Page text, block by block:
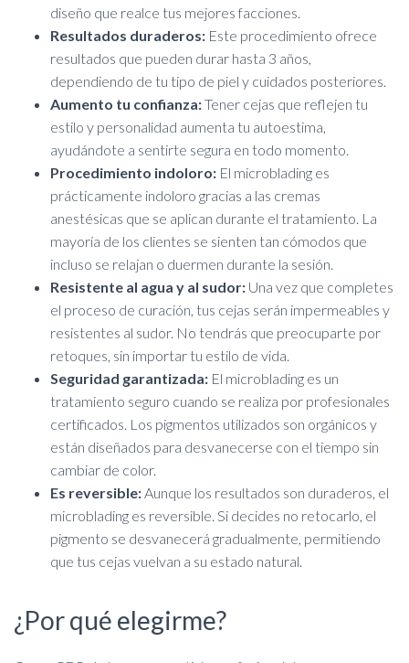
diseño que realce tus mejores facciones.
Resultados duraderos: Este procedimiento ofrece
resultados que pueden durar hasta 3 años,
dependiendo de tu tipo de piel y cuidados posteriores.
Aumento tu confianza:Tener cejas que reflejen tu
estilo y personalidad aumenta tu autoestima,
ayudándote a sentirte segura en todo momento.
Procedimiento indoloro: El microblading es
prácticamente indoloro gracias a las cremas
anestésicas que se aplican durante el tratamiento. La
mayoría de los clientes se sienten tan cómodos que
incluso se relajan o duermen durante la sesión.
Resistente al agua y al sudor: Una vez que completes
el proceso de curación, tus cejas serán impermeables y
resistentes al sudor. No tendrás que preocuparte por
retoques, sin importar tu estilo de vida.
Seguridad garantizada: El microblading es un
tratamiento seguro cuando se realiza por profesionales
certificados. Los pigmentos utilizados son orgánicos y
están diseñados para desvanecerse con el tiempo sin
cambiar de color.
Es reversible:Aunque los resultados son duraderos, el
microblading es reversible. Si decides no retocarlo, el
pigmento se desvanecerá gradualmente, permitiendo
que tus cejas vuelvan a su estado natural.
¿Por qué elegirme?